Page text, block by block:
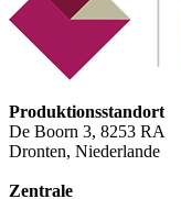
Produktionsstandort
De Boorn 3, 8253 RA
Dronten, Niederlande
Zentrale